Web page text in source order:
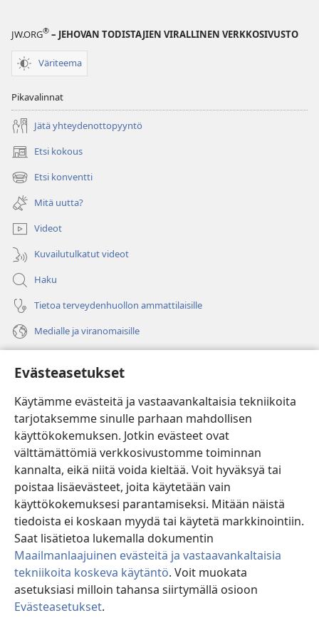
Evästeasetukset
Käytämme evästeitä ja vastaavankaltaisia tekniikoita
tarjotaksemme sinulle parhaan mahdollisen
käyttökokemuksen. Jotkin evästeet ovat
välttämättömiä verkkosivustomme toiminnan
kannalta, eikä niitä voida kieltää. Voit hyväksyä tai
poistaa lisäevästeet, joita käytetään vain
käyttökokemuksesi parantamiseksi. Mitään näistä
tiedoista ei koskaan myydä tai käytetä markkinointiin.
Saat lisätietoa lukemalla dokumentin
Maailmanlaajuinen evästeitä ja vastaavankaltaisia
tekniikoita koskeva käytäntö. Voit muokata
asetuksiasi milloin tahansa siirtymällä osioon
Evästeasetukset.
JW.ORG® – JEHOVAN TODISTAJIEN VIRALLINEN VERKKOSIVUSTO
Väriteema
Pikavalinnat
Jätä yhteydenottopyyntö
Etsi kokous
(avaa
uuden
ikkunan)
Etsi konventti
(avaa
uuden
ikkunan)
Mitä uutta?
Videot
Kuvailutulkatut videot
Haku
Tietoa terveydenhuollon ammattilaisille
Medialle ja viranomaisille
(avaa
uuden
ikkunan)Vartiotornin VERKKOKIRJASTO
(avaa
uuden
ikkunan)JW Hub ®
(avaa
uuden
ikkunan)
®
Watchtower Library
Copyright© 2026 Watch Tower Bible and Tract Society of Pennsylvania.
KÄYTTÖEHDOT|TIETOSUOJAKÄYTÄNTÖ